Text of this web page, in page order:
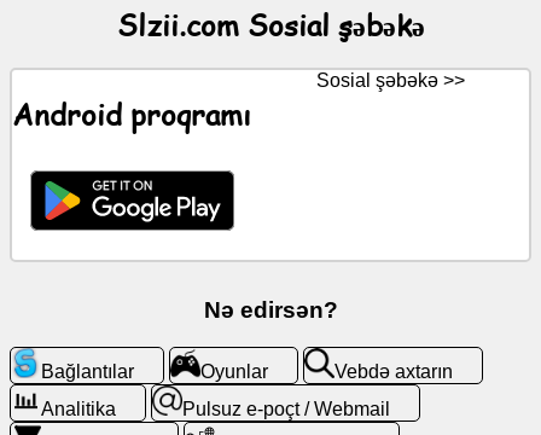
Əlaqələr
Oyunlar
axtarın
Pulsuz
Slzii.com Sosial şəbəkə
Android proqramı
Sosial şəbəkə >>
Nə edirsən?
Bağlantılar Oyunlar
Vebdə axtarın
Analitika
Pulsuz e-poçt / Webmail